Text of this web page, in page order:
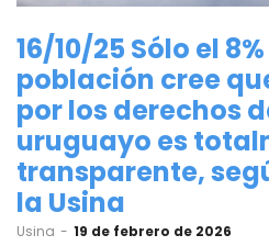
16/10/25 Sólo el
población cree
por los derechos
uruguayo es
transparente,
la Usina
by
Usina
19 de febrero de 2026